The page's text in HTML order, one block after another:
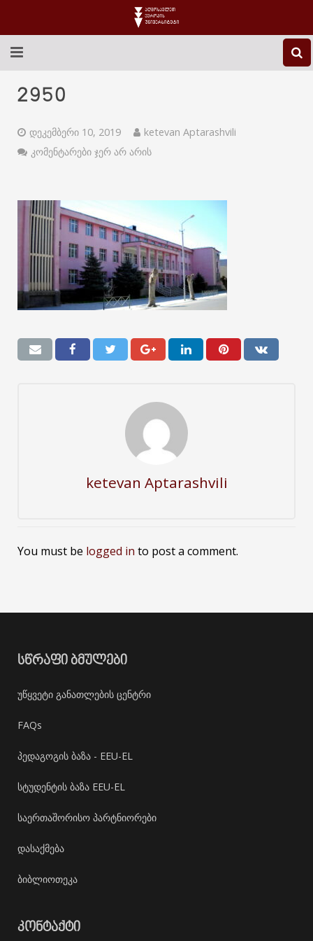
EEU-Ს ᲨᲔᲡᲐᲮᲔᲑ
ᲙᲕᲚᲔᲕᲐ
ᲑᲘᲑᲚᲘᲝᲗᲔᲙᲐ
ᲡᲢᲣᲓᲔᲜᲢᲣᲠᲘ ᲪᲮᲝᲕᲠᲔᲑᲐ
ᲙᲝᲜᲢᲐᲥᲢᲘ
2950
დეკემბერი 10, 2019
ketevan Aptarashvili
კომენტარები ჯერ არ არის
ketevan Aptarashvili
You must be logged in to post a comment.
ᲡᲬᲠᲐᲤᲘ ᲑᲛᲣᲚᲔᲑᲘ
უწყვეტი განათლების ცენტრი
FAQs
პედაგოგის ბაზა - EEU-EL
სტუდენტის ბაზა EEU-EL
საერთაშორისო პარტნიორები
დასაქმება
ბიბლიოთეკა
ᲙᲝᲜᲢᲐᲥᲢᲘ